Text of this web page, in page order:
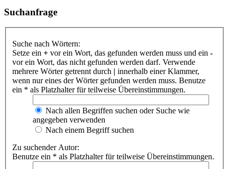
Suchanfrage
Suche nach Wörtern:
Setze ein + vor ein Wort, das gefunden werden muss und ein -
vor ein Wort, das nicht gefunden werden darf. Verwende
mehrere Wörter getrennt durch | innerhalb einer Klammer,
wenn nur eines der Wörter gefunden werden muss. Benutze
ein * als Platzhalter für teilweise Übereinstimmungen.
Nach allen Begriffen suchen oder Suche wie
angegeben verwenden
Nach einem Begriff suchen
Zu suchender Autor:
Benutze ein * als Platzhalter für teilweise Übereinstimmungen.